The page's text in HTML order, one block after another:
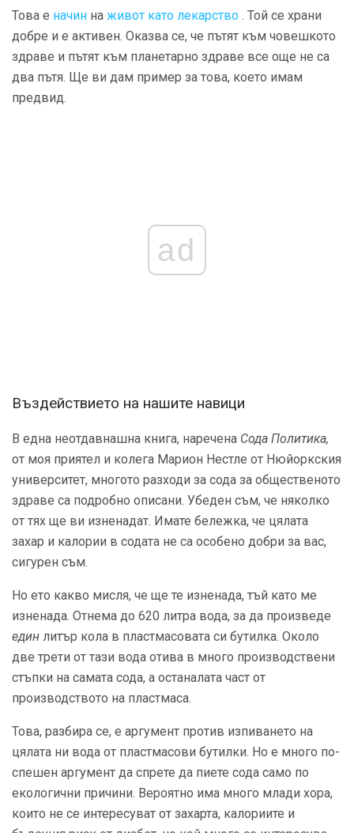
Това е начин на живот като лекарство . Той се храни
добре и е активен. Оказва се, че пътят към човешкото
здраве и пътят към планетарно здраве все още не са
два пътя. Ще ви дам пример за това, което имам
предвид.
ad
Въздействието на нашите навици
В една неотдавнашна книга, наречена Сода Политика,
от моя приятел и колега Марион Нестле от Нюйоркския
университет, многото разходи за сода за общественото
здраве са подробно описани. Убеден съм, че няколко
от тях ще ви изненадат. Имате бележка, че цялата
захар и калории в содата не са особено добри за вас,
сигурен съм.
Но ето какво мисля, че ще те изненада, тъй като ме
изненада. Отнема до 620 литра вода, за да произведе
един литър кола в пластмасовата си бутилка. Около
две трети от тази вода отива в много производствени
стъпки на самата сода, а останалата част от
производството на пластмаса.
Това, разбира се, е аргумент против изпиването на
цялата ни вода от пластмасови бутилки. Но е много по-
спешен аргумент да спрете да пиете сода само по
екологични причини. Вероятно има много млади хора,
които не се интересуват от захарта, калориите и